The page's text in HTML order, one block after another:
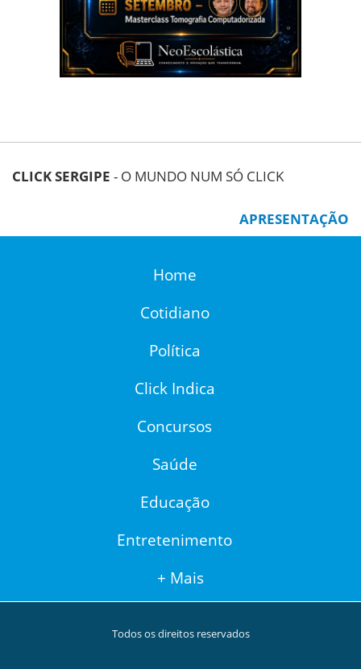
CLICK SERGIPE - O MUNDO NUM SÓ CLICK
APRESENTAÇÃO
Home
Cotidiano
Política
Click Indica
Concursos
Saúde
Educação
Entretenimento
+ Mais
Todos os direitos reservados